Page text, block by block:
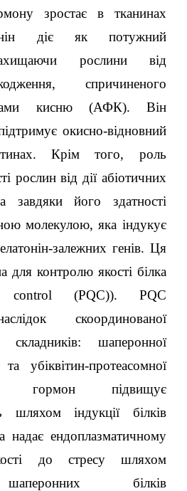
зростає в тканинах
діє як потужний
рослини від
спричиненого
кисню (АФК). Він
окисно-відновний
Крім того, роль
рослин від дії абіотичних
завдяки його здатності
молекулою, яка індукує
залежних генів. Ця
для контролю якості білка
control (PQC)). PQC
скоординованої
складників: шаперонної
убіквітин-протеасомної
гормон підвищує
шляхом індукції білків
надає ендоплазматичному
до стресу шляхом
білків